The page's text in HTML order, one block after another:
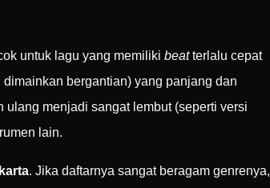
untuk lagu yang memiliki beatterlalu cepat
bergantian) yang panjang dan
menjadi sangat lembut (seperti versi
lain.
. Jika daftarnya sangat beragam genrenya,